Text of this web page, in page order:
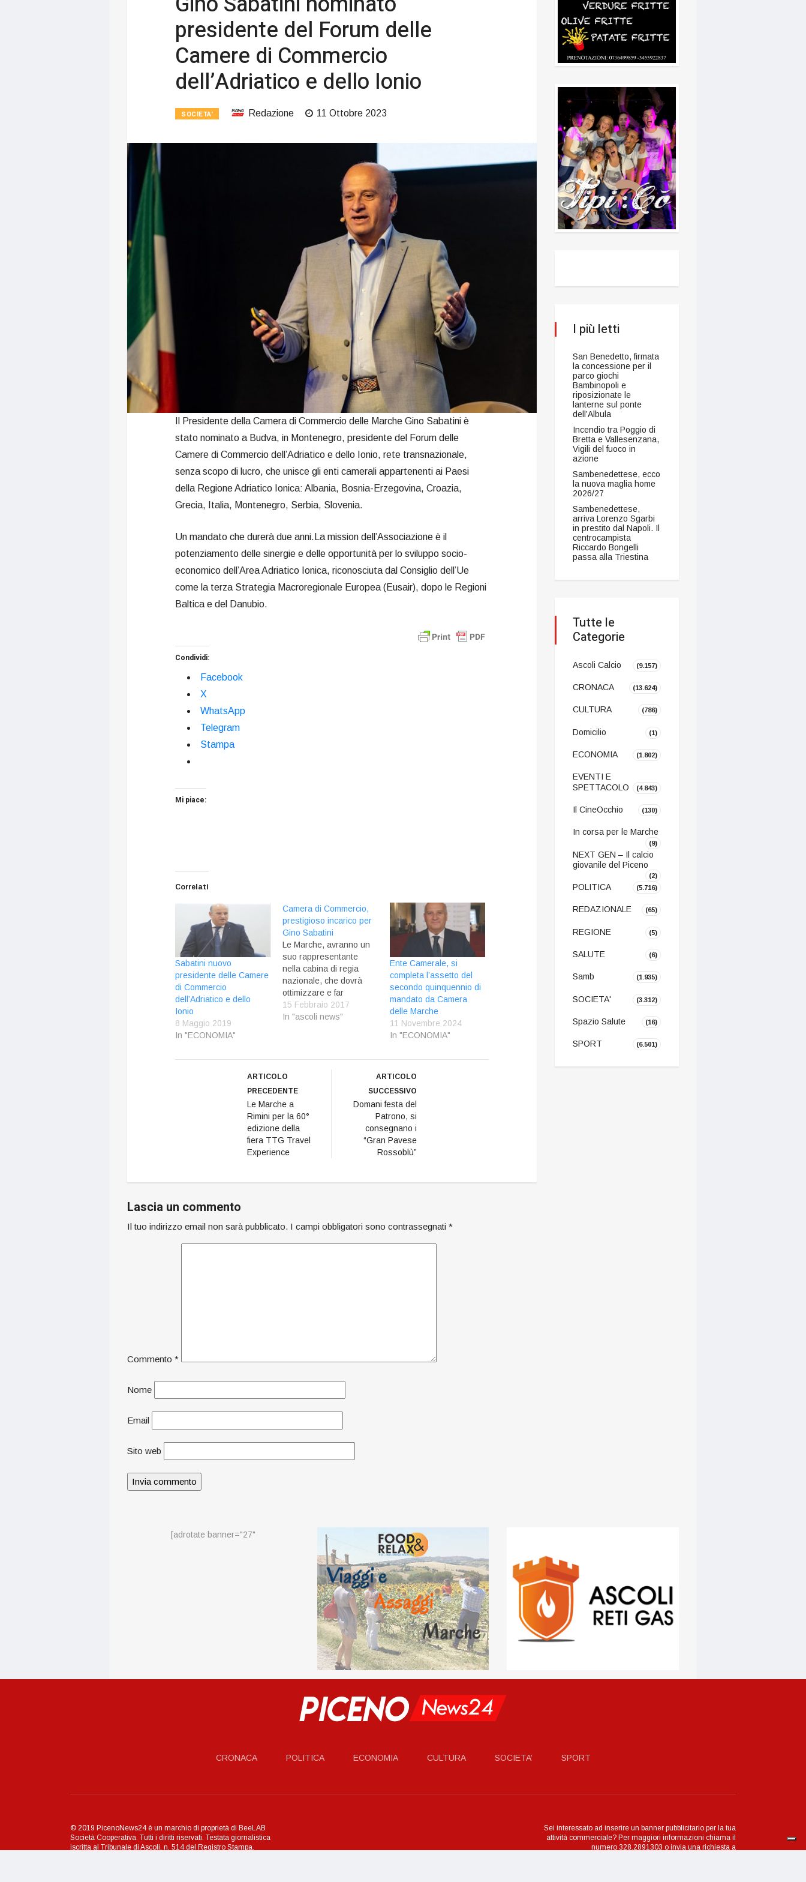
presidente del Forum delle
Camere di Commercio
dell’Adriatico e dello Ionio
SOCIETA' Redazione 11 Ottobre 2023
Il Presidente della Camera di Commercio delle Marche Gino Sabatini è
stato nominato a Budva, in Montenegro, presidente del Forum delle
Camere di Commercio dell’Adriatico e dello Ionio, rete transnazionale,
senza scopo di lucro, che unisce gli enti camerali appartenenti ai Paesi
della Regione Adriatico Ionica: Albania, Bosnia-Erzegovina, Croazia,
Grecia, Italia, Montenegro, Serbia, Slovenia.
Un mandato che durerà due anni.La mission dell’Associazione è il
potenziamento delle sinergie e delle opportunità per lo sviluppo socio-
economico dell’Area Adriatico Ionica, riconosciuta dal Consiglio dell’Ue
come la terza Strategia Macroregionale Europea (Eusair), dopo le Regioni
Baltica e del Danubio.
Condividi:
Facebook
X
WhatsApp
Telegram
Stampa
Mi piace:
Correlati
Sabatini nuovo
presidente delle Camere
di Commercio
dell’Adriatico e dello
Ionio
8 Maggio 2019
In "ECONOMIA"
Camera di Commercio,
prestigioso incarico per
Gino Sabatini
Le Marche, avranno un
suo rappresentante
nella cabina di regia
nazionale, che dovrà
ottimizzare e far
crescere il sistema delle
Camere di Commercio.
appena nominato
componente della
Commissione tecnica di
valutazione del Fondo di
perequazione di
Unioncamere.…
15 Febbraio 2017
In "ascoli news"
Ente Camerale, si
completa l’assetto del
secondo quinquennio di
mandato da Camera
delle Marche
11 Novembre 2024
In "ECONOMIA"
ARTICOLO
PRECEDENTE
Le Marche a
Rimini per la 60°
edizione della
fiera TTG Travel
Experience
ARTICOLO
SUCCESSIVO
Domani festa del
Patrono, si
consegnano i
“Gran Pavese
Rossoblù”
Lascia un commento
Il tuo indirizzo email non sarà pubblicato. I campi obbligatori sono contrassegnati *
Commento *
Nome
Email
Sito web
I più letti
San Benedetto, firmata
la concessione per il
parco giochi
Bambinopoli e
riposizionate le
lanterne sul ponte
dell’Albula
Incendio tra Poggio di
Bretta e Vallesenzana,
Vigili del fuoco in
azione
Sambenedettese, ecco
la nuova maglia home
2026/27
Sambenedettese,
arriva Lorenzo Sgarbi
in prestito dal Napoli. Il
centrocampista
Riccardo Bongelli
passa alla Triestina
Tutte le
Categorie
Ascoli Calcio (9.157)
CRONACA (13.624)
CULTURA (786)
Domicilio (1)
ECONOMIA (1.802)
EVENTI E
SPETTACOLO
(4.843)
Il CineOcchio (130)
In corsa per le Marche
(9)
NEXT GEN – Il calcio
giovanile del Piceno
(2)
POLITICA (5.716)
REDAZIONALE (65)
REGIONE (5)
SALUTE (6)
Samb (1.935)
SOCIETA' (3.312)
Spazio Salute (16)
SPORT (6.501)
[adrotate banner="27"
CRONACA POLITICA ECONOMIA CULTURA SOCIETA’ SPORT
© 2019 PicenoNews24 è un marchio di proprietà di BeeLAB
Società Cooperativa. Tutti i diritti riservati. Testata giornalistica
iscritta al Tribunale di Ascoli, n. 514 del Registro Stampa.
Sei interessato ad inserire un banner pubblicitario per la tua
attività commerciale? Per maggiori informazioni chiama il
numero 328.2891303 o invia una richiesta a